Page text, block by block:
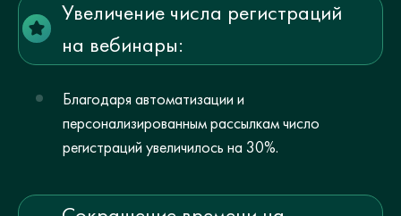
Увеличение числа регистраций
на вебинары:
Благодаря автоматизации и
персонализированным рассылкам число
регистраций увеличилось на 30%.